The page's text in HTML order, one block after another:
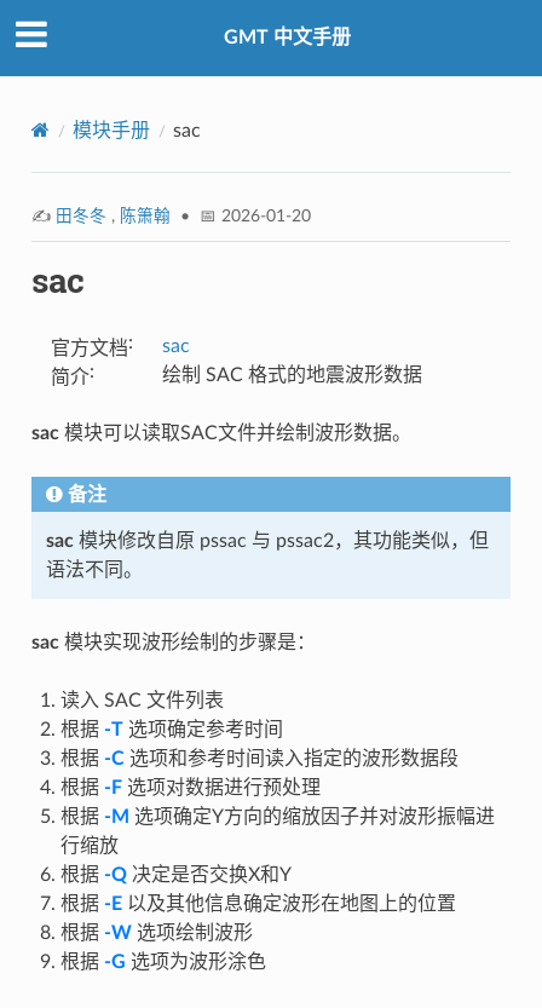
GMT 中文手册
模块手册 sac
✍️ 田冬冬 , 陈箫翰 • 📅 2026-01-20
sac
官方文档:
sac
简介: 绘制 SAC 格式的地震波形数据
sac模块可以读取SAC文件并绘制波形数据。
备注
sac模块修改自原 pssac 与 pssac2，其功能类似，但
语法不同。
sac模块实现波形绘制的步骤是：
读入 SAC 文件列表
根据 -T选项确定参考时间
根据 -C选项和参考时间读入指定的波形数据段
根据 -F选项对数据进行预处理
根据 -M 选项确定Y方向的缩放因子并对波形振幅进
行缩放
根据 -Q决定是否交换X和Y
根据 -E以及其他信息确定波形在地图上的位置
根据 -W选项绘制波形
根据 -G 选项为波形涂色